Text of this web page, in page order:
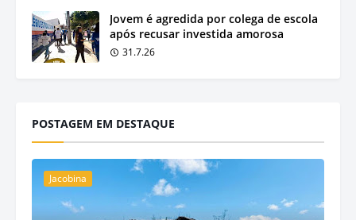
Jovem é agredida por colega de escola
após recusar investida amorosa
31.7.26
POSTAGEM EM DESTAQUE
Jacobina